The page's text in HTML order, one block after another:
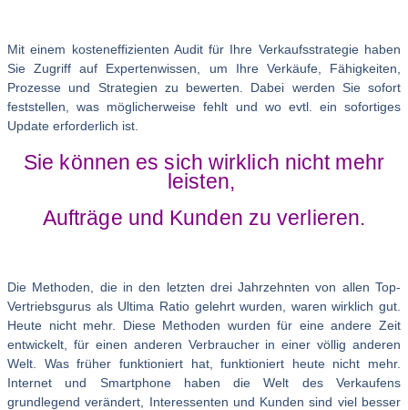
Mit einem kosteneffizienten Audit für Ihre Verkaufsstrategie haben
Sie Zugriff auf Expertenwissen, um Ihre Verkäufe, Fähigkeiten,
Prozesse und Strategien zu bewerten. Dabei werden Sie sofort
feststellen, was möglicherweise fehlt und wo evtl. ein sofortiges
Update erforderlich ist.
Sie können es sich wirklich nicht mehr
leisten,
Aufträge und Kunden zu verlieren.
Die Methoden, die in den letzten drei Jahrzehnten von allen Top-
Vertriebsgurus als Ultima Ratio gelehrt wurden, waren wirklich gut.
Heute nicht mehr. Diese Methoden wurden für eine andere Zeit
entwickelt, für einen anderen Verbraucher in einer völlig anderen
Welt. Was früher funktioniert hat, funktioniert heute nicht mehr.
Internet und Smartphone haben die Welt des Verkaufens
grundlegend verändert, Interessenten und Kunden sind viel besser